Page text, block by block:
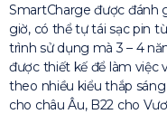
SmartCharge được đánh
giờ, có thể tự tái sạc pin
trình sử dụng mà 3 – 4
được thiết kế để làm việc
theo nhiều kiểu thắp
cho châu Âu, B22 cho